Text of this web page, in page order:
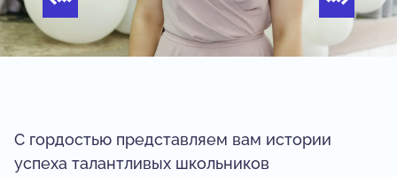
С гордостью представляем вам истории
успеха талантливых школьников